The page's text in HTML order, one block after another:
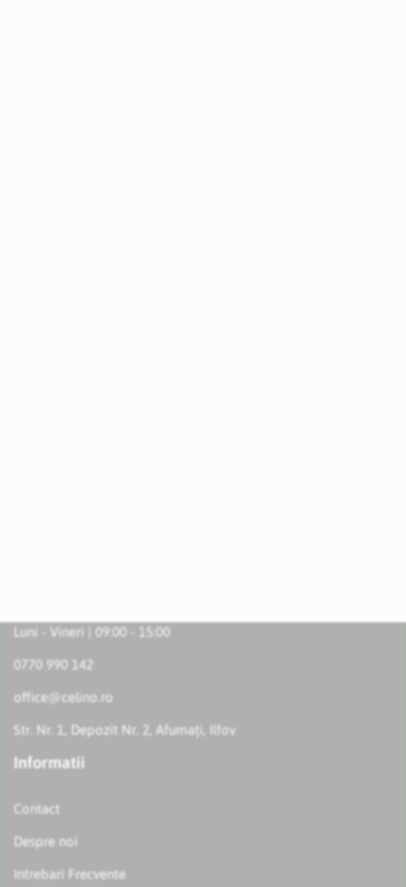
Luni - Vineri | 09:00 - 15:00
0770 990 142
office@celino.ro
Str. Nr. 1, Depozit Nr. 2, Afumați, Ilfov
Informatii
Contact
Despre noi
Intrebari Frecvente